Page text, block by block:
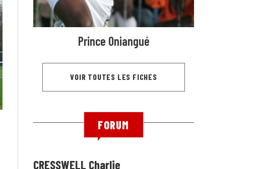
Prince Oniangué
VOIR TOUTES LES FICHES
FORUM
CRESSWELL Charlie